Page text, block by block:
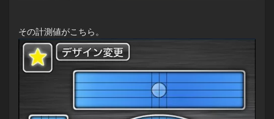
その計測値がこちら。